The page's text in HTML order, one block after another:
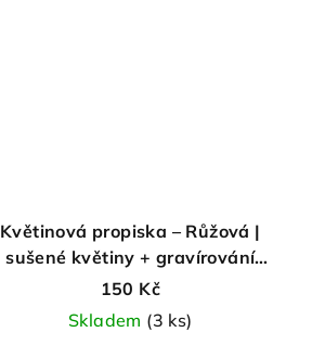
Květinová propiska – Růžová |
sušené květiny + gravírování
„Nejlepší maminka“ |
vyměnitelná náplň
150 Kč
Skladem (3 ks)